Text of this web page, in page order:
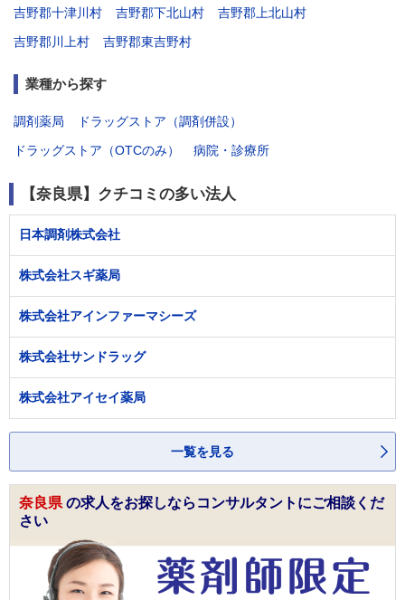
吉野郡十津川村
吉野郡下北山村
吉野郡上北山村
吉野郡川上村
吉野郡東吉野村
業種から探す
調剤薬局
ドラッグストア（調剤併設）
ドラッグストア（OTCのみ）
病院・診療所
【奈良県】クチコミの多い法人
日本調剤株式会社
株式会社スギ薬局
株式会社アインファーマシーズ
株式会社サンドラッグ
株式会社アイセイ薬局
一覧を見る
奈良県 の求人をお探しならコンサルタントにご相談くだ
さい